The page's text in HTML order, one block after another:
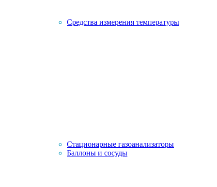
Средства измерения температуры
Стационарные газоанализаторы
Баллоны и сосуды